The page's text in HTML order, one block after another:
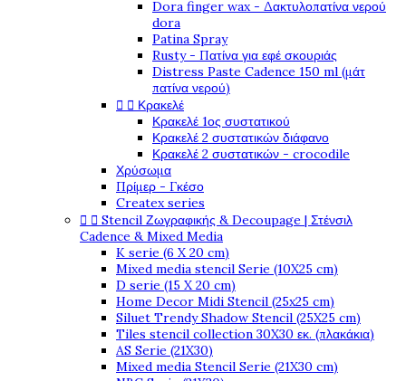
Dora finger wax - Δακτυλοπατίνα νερού
dora
Patina Spray
Rusty - Πατίνα για εφέ σκουριάς
Distress Paste Cadence 150 ml (μάτ
πατίνα νερού)
  Κρακελέ
Κρακελέ 1ος συστατικού
Κρακελέ 2 συστατικών διάφανο
Κρακελέ 2 συστατικών - crocodile
Χρύσωμα
Πρίμερ - Γκέσο
Createx series
  Stencil Ζωγραφικής & Decoupage | Στένσιλ
Cadence & Mixed Media
K serie (6 X 20 cm)
Mixed media stencil Serie (10X25 cm)
D serie (15 X 20 cm)
Home Decor Midi Stencil (25x25 cm)
Siluet Trendy Shadow Stencil (25X25 cm)
Tiles stencil collection 30X30 εκ. (πλακάκια)
AS Serie (21X30)
Mixed media Stencil Serie (21X30 cm)